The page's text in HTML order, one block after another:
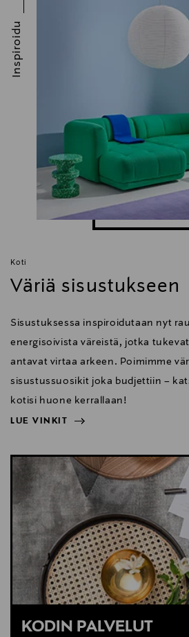
Koti
Väriä sisustukseen
Sisustuksessa inspiroidutaan nyt
energisoivista väreistä, jotka
antavat virtaa arkeen. Poimimme
sisustussuosikit joka budjettiin –
kotisi huone kerrallaan!
LUE VINKIT
Inspiroidu
LUE VINKIT
KODIN PALVELUT